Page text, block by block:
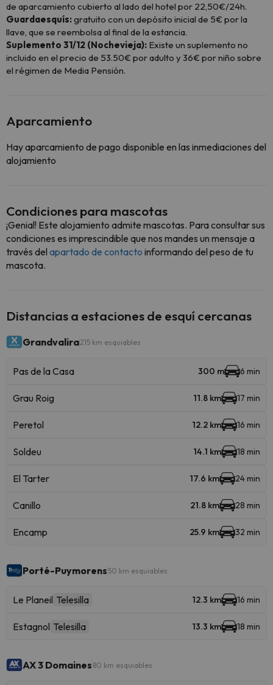
de aparcamiento cubierto al lado del hotel por 22,50€/24h.
Guardaesquís:gratuito con un depósito inicial de 5€ por la
llave, que se reembolsa al final de la estancia.
Suplemento 31/12 (Nochevieja): Existe un suplemento no
incluido en el precio de 53.50€ por adulto y 36€ por niño sobre
el régimen de Media Pensión.
Aparcamiento
Hay aparcamiento de pago disponible en las inmediaciones del
alojamiento
Condiciones para mascotas
¡Genial! Este alojamiento admite mascotas. Para consultar sus
condiciones es imprescindible que nos mandes un mensaje a
través del apartado de contacto informando del peso de tu
mascota.
Distancias a estaciones de esquí cercanas
Grandvalira215 km esquiables
Pas de la Casa 300 m 6 min
Grau Roig 11.8 km 17 min
Peretol 12.2 km 16 min
Soldeu 14.1 km 18 min
El Tarter 17.6 km 24 min
Canillo 21.8 km 28 min
Encamp 25.9 km 32 min
Porté-Puymorens 50 km esquiables
Le Planeil Telesilla 12.3 km 16 min
Estagnol Telesilla 13.3 km 18 min
AX 3 Domaines 80 km esquiables